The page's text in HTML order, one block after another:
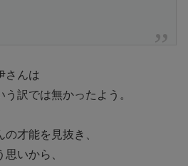
さんは
訳では無かったよう。
才能を見抜き、
いから、